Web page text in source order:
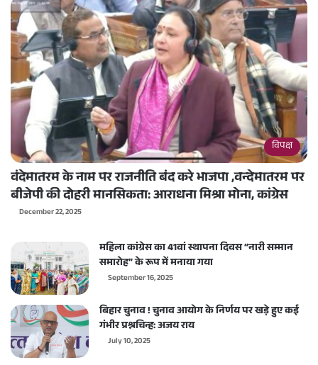
विपक्ष
वंदेमातरम के नाम पर राजनीति बंद करे भाजपा ,वन्देमातरम पर
बीजेपी की दोहरी मानसिकता: आराधना मिश्रा मोना, कांग्रेस
December 22, 2025
महिला कांग्रेस का 41वां स्थापना दिवस “नारी सम्मान
समारोह” के रूप में मनाया गया
September 16, 2025
बिहार चुनाव ! चुनाव आयोग के निर्णय पर खड़े हुए कई
गंभीर प्रश्नचिन्ह: अजय राय
July 10, 2025